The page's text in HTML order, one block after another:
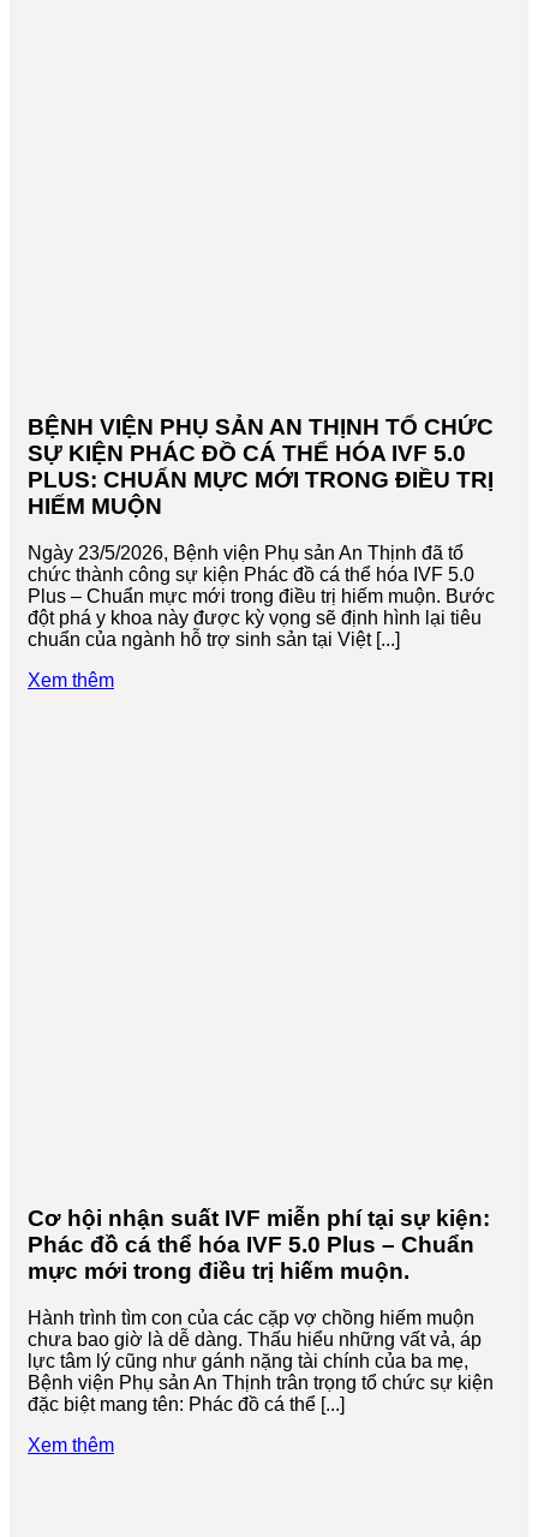
BỆNH VIỆN PHỤ SẢN AN THỊNH TỔ CHỨC
SỰ KIỆN PHÁC ĐỒ CÁ THỂ HÓA IVF 5.0
PLUS: CHUẨN MỰC MỚI TRONG ĐIỀU TRỊ
HIẾM MUỘN
Ngày 23/5/2026, Bệnh viện Phụ sản An Thịnh đã tổ
chức thành công sự kiện Phác đồ cá thể hóa IVF 5.0
Plus – Chuẩn mực mới trong điều trị hiếm muộn. Bước
đột phá y khoa này được kỳ vọng sẽ định hình lại tiêu
chuẩn của ngành hỗ trợ sinh sản tại Việt [...]
Xem thêm
Cơ hội nhận suất IVF miễn phí tại sự kiện:
Phác đồ cá thể hóa IVF 5.0 Plus – Chuẩn
mực mới trong điều trị hiếm muộn.
Hành trình tìm con của các cặp vợ chồng hiếm muộn
chưa bao giờ là dễ dàng. Thấu hiểu những vất vả, áp
lực tâm lý cũng như gánh nặng tài chính của ba mẹ,
Bệnh viện Phụ sản An Thịnh trân trọng tổ chức sự kiện
đặc biệt mang tên: Phác đồ cá thể [...]
Xem thêm